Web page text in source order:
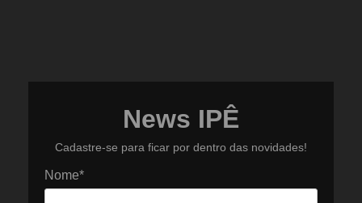
News IPÊ
Cadastre-se para ficar por dentro das novidades!
Nome*